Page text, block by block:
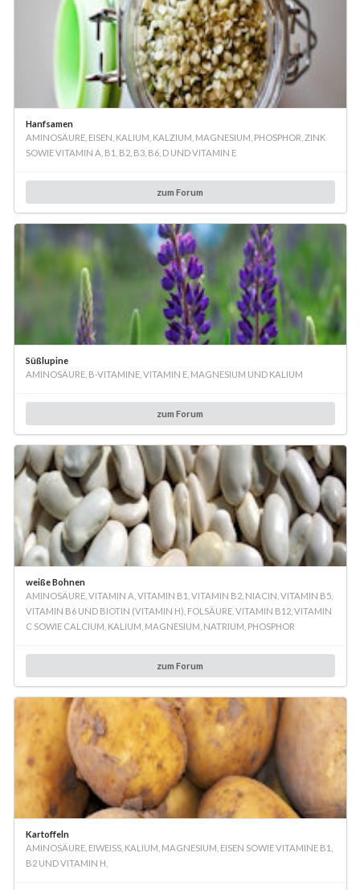
Hanfsamen
AMINOSÄURE, EISEN, KALIUM, KALZIUM, MAGNESIUM, PHOSPHOR, ZINK
SOWIE VITAMIN A, B1, B2, B3, B6, D UND VITAMIN E
zum Forum
Süßlupine
AMINOSÄURE, B-VITAMINE, VITAMIN E, MAGNESIUM UND KALIUM
zum Forum
weiße Bohnen
AMINOSÄURE, VITAMIN A, VITAMIN B1, VITAMIN B2, NIACIN, VITAMIN B5,
VITAMIN B6 UND BIOTIN (VITAMIN H), FOLSÄURE, VITAMIN B12, VITAMIN
C SOWIE CALCIUM, KALIUM, MAGNESIUM, NATRIUM, PHOSPHOR
zum Forum
Kartoffeln
AMINOSÄURE, EIWEISS, KALIUM, MAGNESIUM, EISEN SOWIE VITAMINE B1, B
2 UND VITAMIN H,